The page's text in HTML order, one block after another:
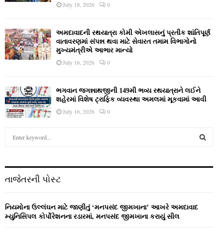
July 18, 2026 0
અમદાવાદની રથયાત્રા કોમી એખલાસનું પ્રતીક શાંતિપૂર્ણ
વાતાવરણમાં સંપન્ન થવા માટે સેવારત તમામ વિભાગોનો
મુખ્યમંત્રીએ આભાર માન્યો
July 16, 2026 0
ભગવાન જગન્નાથજીની 149મી ભવ્ય રથયાત્રાને લઈને
શહેરમાં વિશેષ ટ્રાફિક વ્યવસ્થા અમલમાં મૂકવામાં આવી
July 16, 2026 0
h
o
r
તાજેતરની પોસ્ટ
નિયમોના ઉલ્લંઘન માટે જાણીતું ‘મનપસંદ જીમખાના’ આખરે અમદાવાદ
મ્યુનિસિપલ કોર્પોરેશનના રડારમાં, મનપસંદ જીમખાના કરાયું સીલ